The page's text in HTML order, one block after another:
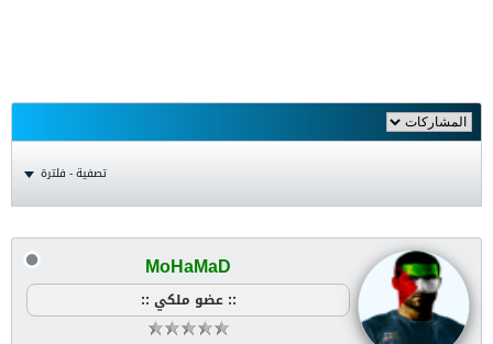
تصفية - فلترة
MoHaMaD
:: عضو ملكي ::